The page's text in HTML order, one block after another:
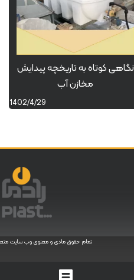
نگاهی کوتاه به تاریخچه پیدایش
مخازن آب
1402/4/29
تمام حقوق مادی و معنوی وب سایت متعلق